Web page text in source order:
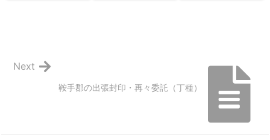
鞍手郡の出張封印・再々委託（丁種）
Next